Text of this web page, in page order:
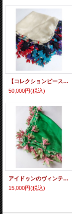
【コレクションピース】イズニック ムシュクレ村の伝統の巨大な平面のイーネオヤ シルク糸
50,000円(税込)
アイドゥンのヴィンテージのイーネオヤ クレープ コレクション
15,000円(税込)